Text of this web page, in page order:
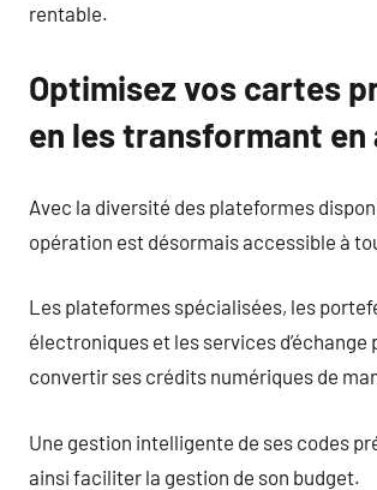
rentable.
Optimisez vos cartes
en les transformant en
Avec la diversité des plateformes
opération est désormais accessible à
Les plateformes spécialisées, les
électroniques et les services
convertir ses crédits numériques de
Une gestion intelligente de ses codes
ainsi faciliter la gestion de son budget.